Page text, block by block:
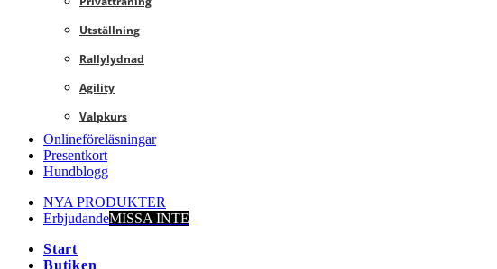
Utställning
Rallylydnad
Agility
Valpkurs
Onlineföreläsningar
Presentkort
Hundblogg
NYA PRODUKTER
ErbjudandeMISSA INTE
Start
Butiken